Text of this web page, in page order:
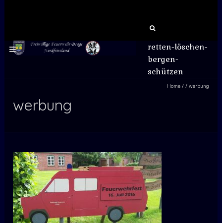
retten-löschen-
bergen-
schützen
Home/ / werbung
werbung